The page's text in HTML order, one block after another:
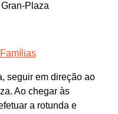
Plaza
Famílias
seguir em direção ao
Ao chegar às
a rotunda e